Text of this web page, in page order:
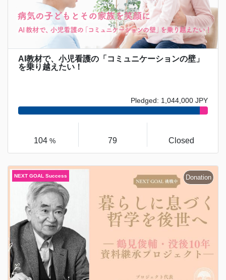
AI教材で、小児看護の「コミュニケーションの壁」
を乗り越えたい！
Pledged: 1,044,000 JPY
104 % 79 Closed